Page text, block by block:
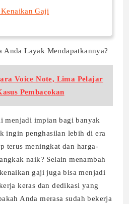
Gaji
Anda Layak Mendapatkannya?
Voice Note, Lima Pelajar
Pembacokan
menjadi impian bagi banyak
ingin penghasilan lebih di era
terus meningkat dan harga-
naik? Selain menambah
gaji juga bisa menjadi
keras dan dedikasi yang
Anda merasa sudah bekerja